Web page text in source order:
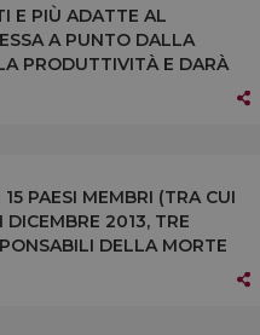
E PIÙ ADATTE AL
A PUNTO DALLA
PRODUTTIVITÀ E DARÀ
PAESI MEMBRI (TRA CUI
DICEMBRE 2013, TRE
DELLA MORTE